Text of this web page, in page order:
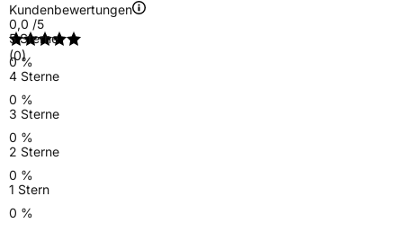
Kundenbewertungen
0,0 /5
(0)
5 Sterne
0 %
4 Sterne
0 %
3 Sterne
0 %
2 Sterne
0 %
1 Stern
0 %